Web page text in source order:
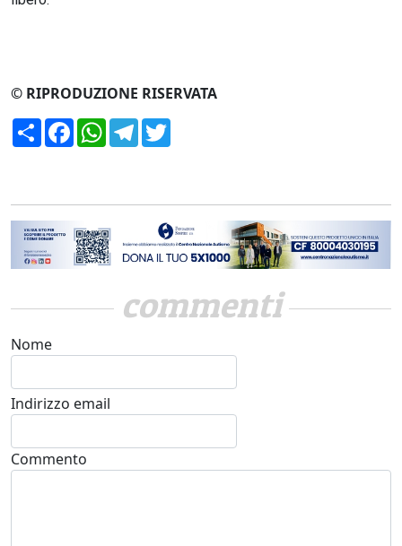
© RIPRODUZIONE RISERVATA
CondividiFacebookWhatsApp
Telegram
commenti
Nome
Indirizzo email
Commento